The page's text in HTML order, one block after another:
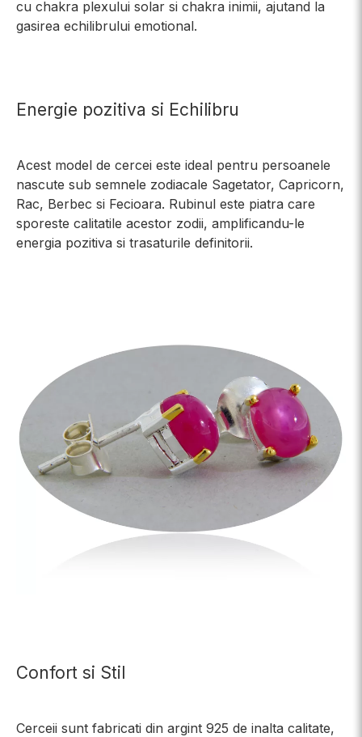
cu chakra plexului solar si chakra inimii, ajutand la
gasirea echilibrului emotional.
Energie pozitiva si Echilibru
Acest model de cercei este ideal pentru persoanele
nascute sub semnele zodiacale Sagetator, Capricorn,
Rac, Berbec si Fecioara. Rubinul este piatra care
sporeste calitatile acestor zodii, amplificandu-le
energia pozitiva si trasaturile definitorii.
Confort si Stil
Cerceii sunt fabricati din argint 925 de inalta calitate,